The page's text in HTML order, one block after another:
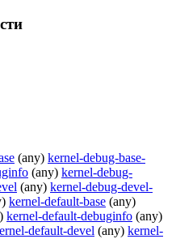
(any) kernel-debug-base-
(any) kernel-debug-
(any) kernel-debug-devel-
kernel-default-base (any)
kernel-default-debuginfo (any)
default-devel (any) kernel-